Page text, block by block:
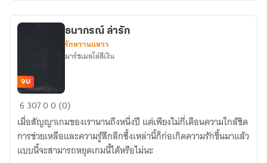
ธนากร
ณ์
ล่า
รัก
จบ
ธนากรณ์ ล่ารัก
รักหวานแหวว
มาร์ชเมลโล่สีเงิน
630700 (0)
เมื่อสัญญาเกมของเรานานถึงหนึ่งปี แต่เพียงไม่กี่เดือนความใกล้ชิด
การช่วยเหลือและความรู้สึกลึกซึ้งเหล่านี้ก็ก่อเกิดความรักขึ้นมาแล้ว
แบบนี้จะสามารถหยุดเกมนี้ได้หรือไม่นะ